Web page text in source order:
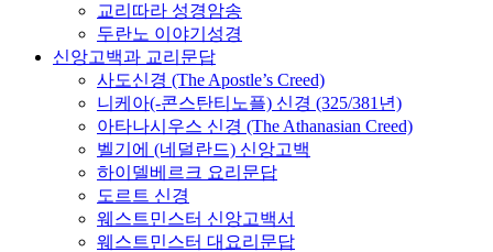
교리따라 성경암송
두란노 이야기성경
신앙고백과 교리문답
사도신경 (The Apostle’s Creed)
니케아(-콘스탄티노플) 신경 (325/381년)
아타나시우스 신경 (The Athanasian Creed)
벨기에 (네덜란드) 신앙고백
하이델베르크 요리문답
도르트 신경
웨스트민스터 신앙고백서
웨스트민스터 대요리문답